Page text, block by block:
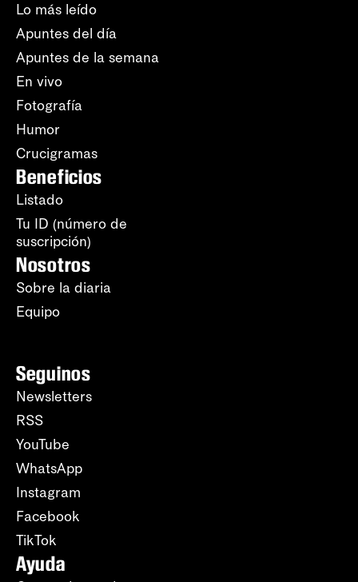
Lo más leído
Apuntes del día
Apuntes de la semana
En vivo
Fotografía
Humor
Crucigramas
Beneficios
Listado
Tu ID (número de
suscripción)
Nosotros
Sobre la diaria
Equipo
Seguinos
Newsletters
RSS
YouTube
WhatsApp
Instagram
Facebook
TikTok
Ayuda